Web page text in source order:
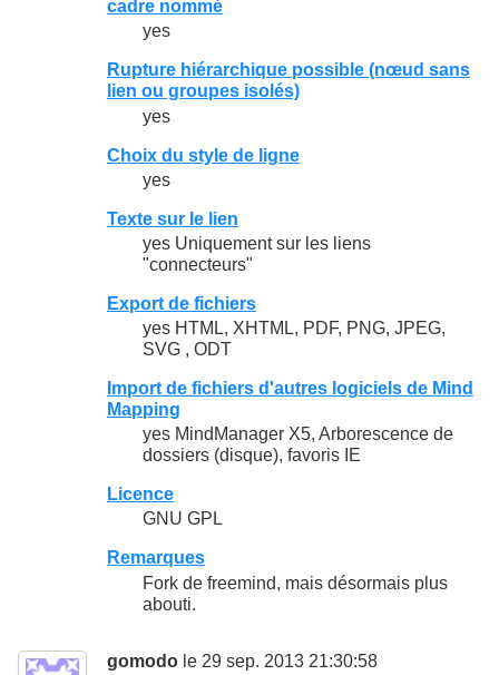
cadre nommé
yes
Rupture hiérarchique possible (nœud sans
lien ou groupes isolés)
yes
Choix du style de ligne
yes
Texte sur le lien
yes Uniquement sur les liens
"connecteurs"
Export de fichiers
yes HTML, XHTML, PDF, PNG, JPEG,
SVG , ODT
Import de fichiers d'autres logiciels de Mind
Mapping
yes MindManager X5, Arborescence de
dossiers (disque), favoris IE
Licence
GNU GPL
Remarques
Fork de freemind, mais désormais plus
abouti.
gomodo le 29 sep. 2013 21:30:58